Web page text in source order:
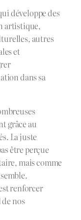
développe des
artistique,
autres
et
dans sa
grâce au
La juste
être perçue
mais comme
renforcer
nos